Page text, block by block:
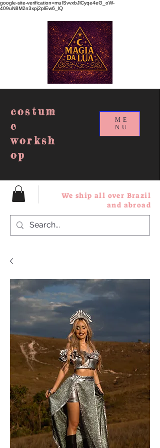
google-site-verification=muISvvxbJlCyqe4eG_oW-
409uN8M2n3xpj2plEw6_lQ
costum
e
worksh
op
ME
NU
We ship all over Brazil
and abroad